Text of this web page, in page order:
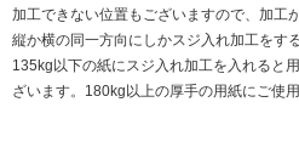
加工できない位置もございますので、加工
縦か横の同一方向にしかスジ入れ加工をす
135kg以下の紙にスジ入れ加工を入れると
ざいます。180kg以上の厚手の用紙にご使用